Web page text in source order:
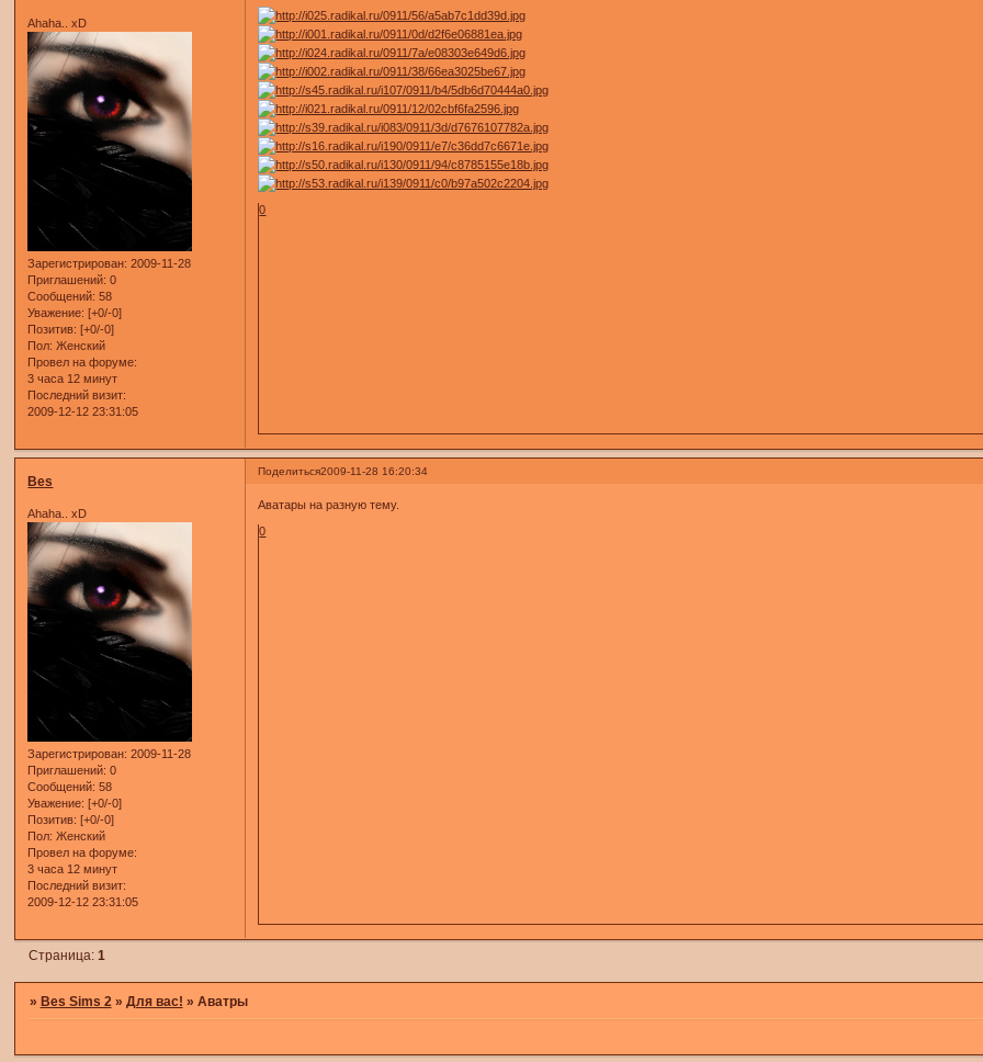
Ahaha.. xD
Зарегистрирован: 2009-11-28
Приглашений: 0
Сообщений: 58
Уважение: [+0/-0]
Позитив: [+0/-0]
Пол: Женский
Провел на форуме:
3 часа 12 минут
Последний визит:
2009-12-12 23:31:05
0
Поделиться2009-11-28 16:20:34
Bes
Ahaha.. xD
Зарегистрирован: 2009-11-28
Приглашений: 0
Сообщений: 58
Уважение: [+0/-0]
Позитив: [+0/-0]
Пол: Женский
Провел на форуме:
3 часа 12 минут
Последний визит:
2009-12-12 23:31:05
Аватары на разную тему.
0
Страница: 1
» Bes Sims 2 » Для вас! » Аватры